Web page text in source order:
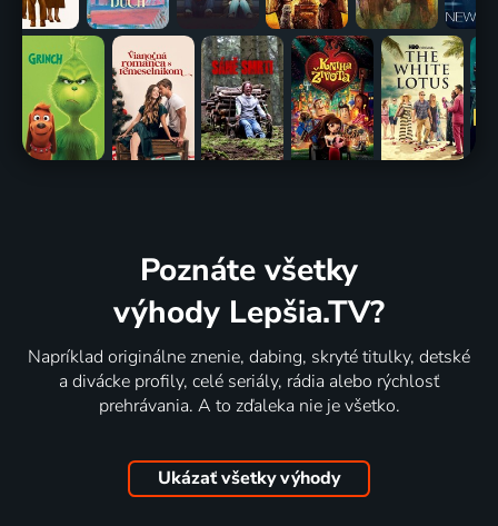
Poznáte všetky
výhody Lepšia.TV?
Napríklad originálne znenie, dabing, skryté titulky, detské
a divácke profily, celé seriály, rádia alebo rýchlosť
prehrávania. A to zďaleka nie je všetko.
Ukázať všetky výhody